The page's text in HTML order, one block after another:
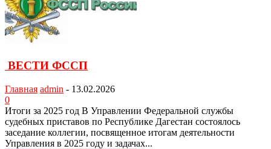
ВЕСТИ ФССП
Главная admin - 13.02.2026
0
Итоги за 2025 год В Управлении Федеральной службы
судебных приставов по Республике Дагестан состоялось
заседание коллегии, посвященное итогам деятельности
Управления в 2025 году и задачах...